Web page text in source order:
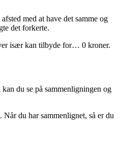
med at have det samme og
det forkerte.
især kan tilbyde for… 0 kroner.
du se på sammenligningen og
du har sammenlignet, så er du